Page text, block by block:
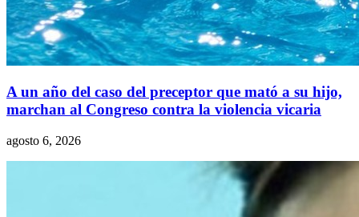
A un año del caso del preceptor que mató a su hijo,
marchan al Congreso contra la violencia vicaria
agosto 6, 2026